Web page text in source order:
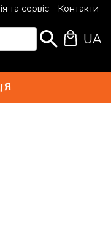
та сервіс Контакти
UA
ІЯ